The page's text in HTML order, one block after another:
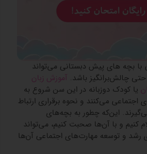
با بچه های پیش دبستانی می‌تواند
چالش‌برانگیز باشد. آموزش زبان
یا کودک دوزبانه در این سن شروع به
اجتماعی می‌کنند و نحوه برقراری ارتباط
این‌که چطور به بچه‌های
کنیم و با آن‌ها صحبت کنیم، می‌تواند
رشد و توسعه مهارت‌های اجتماعی آن‌ها